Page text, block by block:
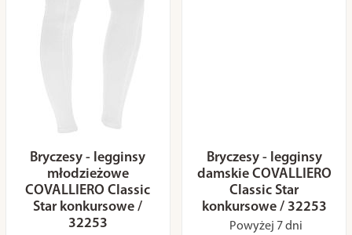
Bryczesy - legginsy
młodzieżowe
COVALLIERO Classic
Star konkursowe /
32253
Bryczesy - legginsy
damskie COVALLIERO
Classic Star
konkursowe / 32253
Powyżej 7 dni